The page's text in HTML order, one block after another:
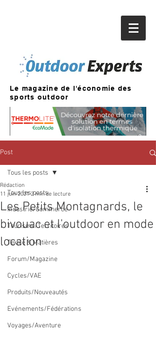
Le magazine de l'économie des
sports outdoor
Post
Tous les posts
Industrie/Commerce
Tourisme/Territoires
Textile & Matières
Forum/Magazine
Cycles/VAE
Produits/Nouveautés
Evénements/Fédérations
Voyages/Aventure
Tous les posts
Les Petits Montagnards, le
bivouac et l'outdoor en mode
location
Rédaction
11 juin 2021 2 min de lecture